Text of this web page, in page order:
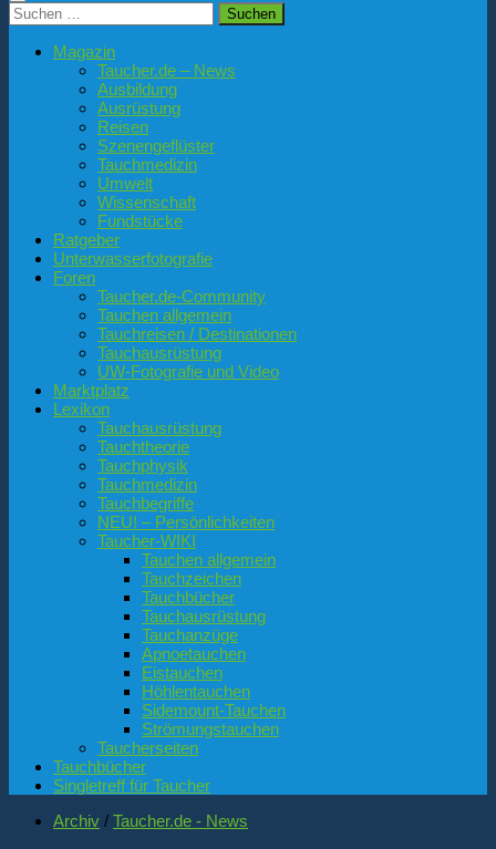
Suchen
nach:
Magazin
Taucher.de – News
Ausbildung
Ausrüstung
Reisen
Szenengeflüster
Tauchmedizin
Umwelt
Wissenschaft
Fundstücke
Ratgeber
Unterwasserfotografie
Foren
Taucher.de-Community
Tauchen allgemein
Tauchreisen / Destinationen
Tauchausrüstung
UW-Fotografie und Video
Marktplatz
Lexikon
Tauchausrüstung
Tauchtheorie
Tauchphysik
Tauchmedizin
Tauchbegriffe
NEU! – Persönlichkeiten
Taucher-WIKI
Tauchen allgemein
Tauchzeichen
Tauchbücher
Tauchausrüstung
Tauchanzüge
Apnoetauchen
Eistauchen
Höhlentauchen
Sidemount-Tauchen
Strömungstauchen
Taucherseiten
Tauchbücher
Singletreff für Taucher
Archiv / Taucher.de - News